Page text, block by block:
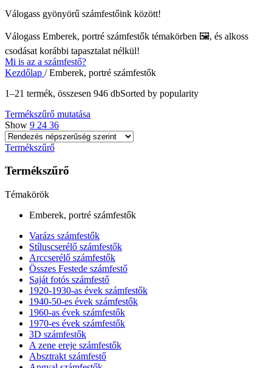
Válogass gyönyörű számfestőink között!
Válogass Emberek, portré számfestők témakörben 🖼️, és alkoss
csodásat korábbi tapasztalat nélkül!
Mi is az a számfestő?
Kezdőlap / Emberek, portré számfestők
1–21 termék, összesen 946 dbSorted by popularity
Termékszűrő mutatása
Show 9 24 36
Termékszűrő
Termékszűrő
Témakörök
Emberek, portré számfestők
Varázs számfestők
Stíluscserélő számfestők
Arccserélő számfestők
Összes Festede számfestő
Saját fotós számfestő
1920-1930-as évek számfestők
1940-50-es évek számfestők
1960-as évek számfestők
1970-es évek számfestők
3D számfestők
A zene ereje számfestők
Absztrakt számfestő